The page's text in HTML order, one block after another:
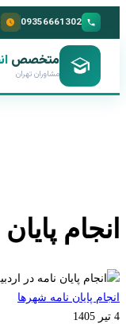
09356661302
متخصص
مشاوران تهران
انجام
انجام پایان نامه شهرها
4 تیر 1405